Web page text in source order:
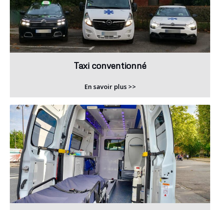
Taxi conventionné
En savoir plus >>